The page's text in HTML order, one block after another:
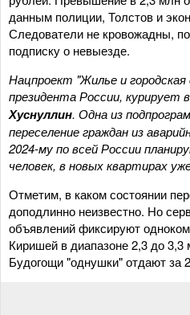
данным полиции, Толстов и
Следователи не кровожадны,
подписку о невыезде.
Нацпроект "Жилье и городская
президента России, курирует
Хуснуллин. Одна из
переселение граждан из
2024-му по всей России
человек, в новых квартирах
Отметим, в каком состоянии
доподлинно неизвестно. Но
объявлений фиксируют
Киришей в диапазоне 2,3 до 3,3
Будогощи "однушки" отдают за